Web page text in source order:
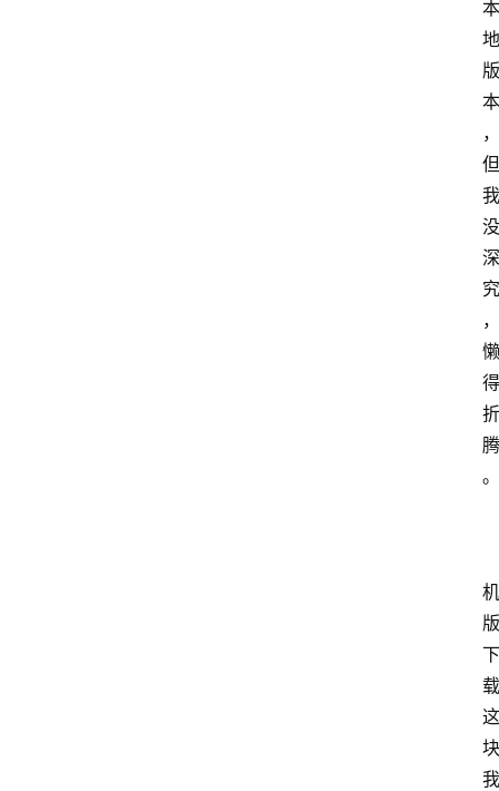
本
地
版
本
，
但
我
没
深
究
，
懒
得
折
腾
。
机
版
下
载
这
块
我